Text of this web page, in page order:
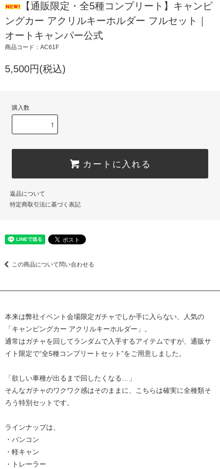
【通販限定・全5種コンプリート】キャンピ
ングカー アクリルキーホルダー フルセット｜
オートキャンパー公式
商品コード：AC61F
5,500円(税込)
購入数
カートに入れる
返品について
特定商取引法に基づく表記
この商品について問い合わせる
本来は弊社イベント会場限定ガチャでしか手に入らない、人気の
「キャンピングカー アクリルキーホルダー」。
通常はガチャを回してランダムで入手するアイテムですが、通販サ
イト限定で“全5種コンプリートセット”をご用意しました。
「欲しい車種が出るまで回したくなる…」
そんなガチャのワクワク感はそのままに、こちらは確実に全種類そ
ろう特別セットです。
ラインナップは、
・バンコン
・軽キャン
・トレーラー